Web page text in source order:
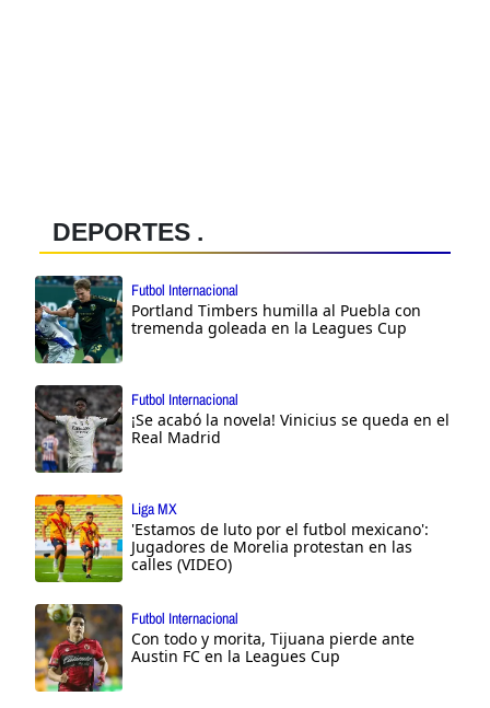
DEPORTES .
Futbol Internacional
Portland Timbers humilla al Puebla con
tremenda goleada en la Leagues Cup
Futbol Internacional
¡Se acabó la novela! Vinicius se queda en el
Real Madrid
Liga MX
'Estamos de luto por el futbol mexicano':
Jugadores de Morelia protestan en las
calles (VIDEO)
Futbol Internacional
Con todo y morita, Tijuana pierde ante
Austin FC en la Leagues Cup